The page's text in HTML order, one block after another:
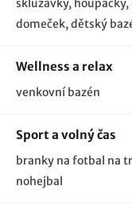
domeček dětský
Sport a volný čas
branky na fotbal na
nohejbal
Wellness a relax
venkovní bazén